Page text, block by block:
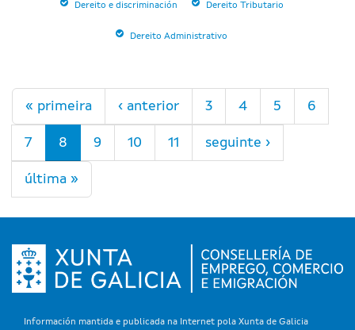
Dereito e discriminación Dereito Tributario
Dereito Administrativo
Páxinas
« primeira ‹ anterior 3 4 5 6
7 8 9 10 11 seguinte ›
última »
Información mantida e publicada na Internet pola Xunta de Galicia